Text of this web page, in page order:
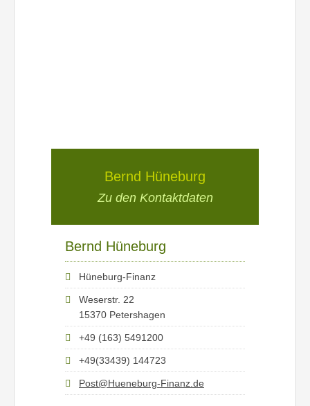
Bernd Hüneburg
Zu den Kontaktdaten
Bernd Hüneburg
Hüneburg-Finanz
Weserstr. 22
15370 Petershagen
+49 (163) 5491200
+49(33439) 144723
Post@Hueneburg-Finanz.de